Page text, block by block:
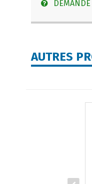
AUTRES